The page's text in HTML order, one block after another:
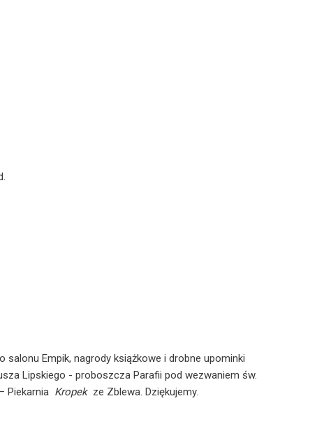
Gd.
Empik, nagrody książkowe i drobne upominki
Lipskiego - proboszcza Parafii pod wezwaniem św.
Piekarnia Kropek ze Zblewa. Dziękujemy.